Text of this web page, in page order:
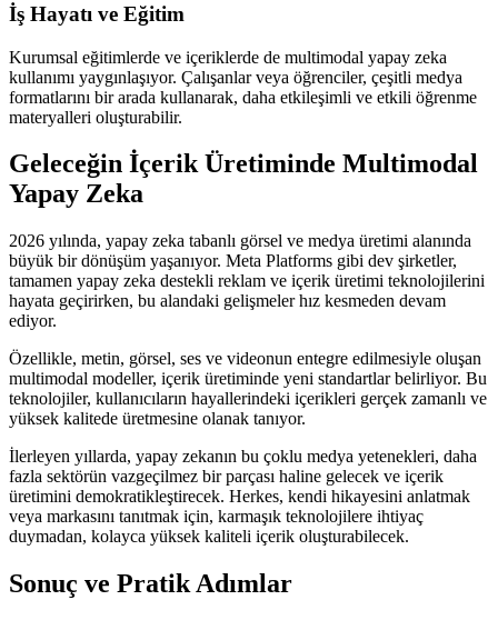
İş Hayatı ve Eğitim
Kurumsal eğitimlerde ve içeriklerde de multimodal yapay zeka
kullanımı yaygınlaşıyor. Çalışanlar veya öğrenciler, çeşitli medya
formatlarını bir arada kullanarak, daha etkileşimli ve etkili öğrenme
materyalleri oluşturabilir.
Geleceğin İçerik Üretiminde Multimodal
Yapay Zeka
2026 yılında, yapay zeka tabanlı görsel ve medya üretimi alanında
büyük bir dönüşüm yaşanıyor. Meta Platforms gibi dev şirketler,
tamamen yapay zeka destekli reklam ve içerik üretimi teknolojilerini
hayata geçirirken, bu alandaki gelişmeler hız kesmeden devam
ediyor.
Özellikle, metin, görsel, ses ve videonun entegre edilmesiyle oluşan
multimodal modeller, içerik üretiminde yeni standartlar belirliyor. Bu
teknolojiler, kullanıcıların hayallerindeki içerikleri gerçek zamanlı ve
yüksek kalitede üretmesine olanak tanıyor.
İlerleyen yıllarda, yapay zekanın bu çoklu medya yetenekleri, daha
fazla sektörün vazgeçilmez bir parçası haline gelecek ve içerik
üretimini demokratikleştirecek. Herkes, kendi hikayesini anlatmak
veya markasını tanıtmak için, karmaşık teknolojilere ihtiyaç
duymadan, kolayca yüksek kaliteli içerik oluşturabilecek.
Sonuç ve Pratik Adımlar